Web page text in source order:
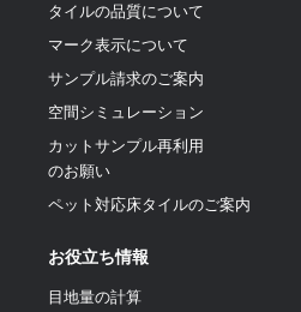
タイルの品質について
マーク表示について
サンプル請求のご案内
空間シミュレーション
カットサンプル再利用
のお願い
ペット対応床タイルのご案内
お役立ち情報
目地量の計算